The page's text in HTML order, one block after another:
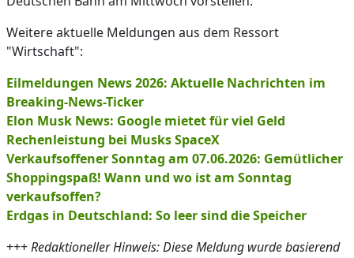
Weitere aktuelle Meldungen aus dem Ressort
"Wirtschaft":
Eilmeldungen News 2026: Aktuelle Nachrichten im
Breaking-News-Ticker
Elon Musk News: Google mietet für viel Geld
Rechenleistung bei Musks SpaceX
Verkaufsoffener Sonntag am 07.06.2026: Gemütlicher
Shoppingspaß! Wann und wo ist am Sonntag
verkaufsoffen?
Erdgas in Deutschland: So leer sind die Speicher
+++Redaktioneller Hinweis: Diese Meldung wurde basierend